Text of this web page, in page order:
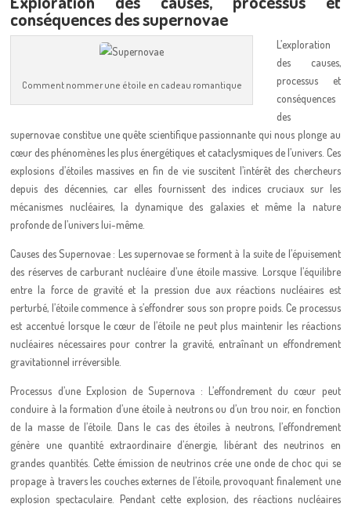
conséquences des supernovae
Comment nommer une étoile en cadeau romantique
L’exploration
des causes,
processus et
conséquences
des
supernovae constitue une quête scientifique passionnante qui nous plonge au
cœur des phénomènes les plus énergétiques et cataclysmiques de l’univers. Ces
explosions d’étoiles massives en fin de vie suscitent l’intérêt des chercheurs
depuis des décennies, car elles fournissent des indices cruciaux sur les
mécanismes nucléaires, la dynamique des galaxies et même la nature
profonde de l’univers lui-même.
Causes des Supernovae : Les supernovae se forment à la suite de l’épuisement
des réserves de carburant nucléaire d’une étoile massive. Lorsque l’équilibre
entre la force de gravité et la pression due aux réactions nucléaires est
perturbé, l’étoile commence à s’effondrer sous son propre poids. Ce processus
est accentué lorsque le cœur de l’étoile ne peut plus maintenir les réactions
nucléaires nécessaires pour contrer la gravité, entraînant un effondrement
gravitationnel irréversible.
Processus d’une Explosion de Supernova : L’effondrement du cœur peut
conduire à la formation d’une étoile à neutrons ou d’un trou noir, en fonction
de la masse de l’étoile. Dans le cas des étoiles à neutrons, l’effondrement
génère une quantité extraordinaire d’énergie, libérant des neutrinos en
grandes quantités. Cette émission de neutrinos crée une onde de choc qui se
propage à travers les couches externes de l’étoile, provoquant finalement une
explosion spectaculaire. Pendant cette explosion, des réactions nucléaires